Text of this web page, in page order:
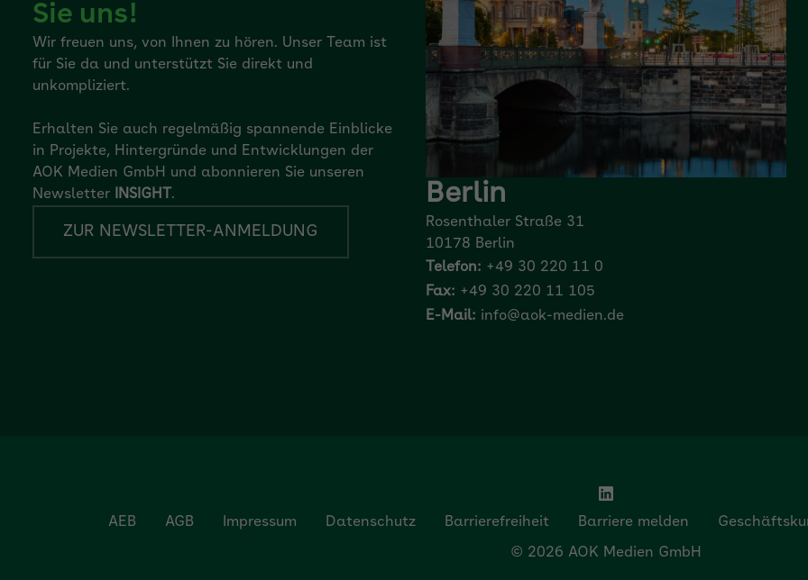
Sie uns!
Wir freuen uns, von Ihnen zu hören. Unser Team ist
für Sie da und unterstützt Sie direkt und
unkompliziert.
Erhalten Sie auch regelmäßig spannende Einblicke
in Projekte, Hintergründe und Entwicklungen der
AOK Medien GmbH und abonnieren Sie unseren
Newsletter
INSIGHT .
ZUR NEWSLETTER-ANMELDUNG
Berlin
Rosenthaler Straße 31
10178 Berlin
Telefon: +49 30 220 11 0
Fax: +49 30 220 11 105
E-Mail: info@aok-medien.de
AEB AGB Impressum Datenschutz Barrierefreiheit Barriere melden
© 2026 AOK Medien GmbH